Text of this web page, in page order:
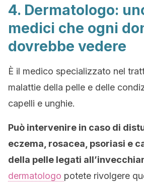
4. Dermatologo:
medici che ogni
dovrebbe vedere
È il medico specializzato nel
malattie della pelle e delle
capelli e unghie.
Può intervenire in caso di
eczema, rosacea, psoriasi e
della pelle legati
dermatologo potete rivolgere